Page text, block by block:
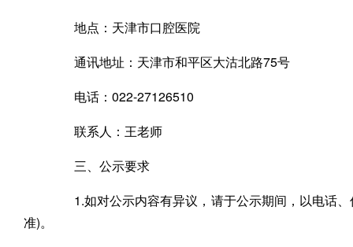
地点：天津市口腔医院
通讯地址：天津市和平区大沽北路75号
电话：022-27126510
联系人：王老师
三、公示要求
1.如对公示内容有异议，请于公示期间，以电话、
准)。